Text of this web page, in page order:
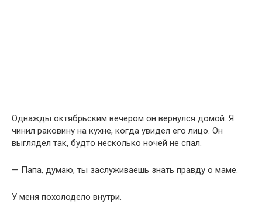
Однажды октябрьским вечером он вернулся домой. Я
чинил раковину на кухне, когда увидел его лицо. Он
выглядел так, будто несколько ночей не спал.
— Папа, думаю, ты заслуживаешь знать правду о маме.
У меня похолодело внутри.